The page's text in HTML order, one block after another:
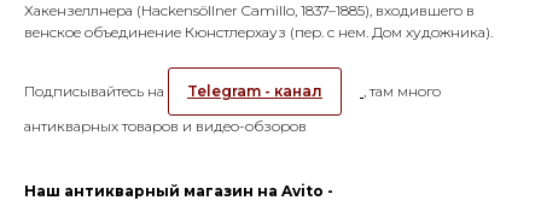
Хакензеллнера (Hackensöllner Camillo, 1837–1885), входившего в
венское объединение Кюнстлерхауз (пер. с нем. Дом художника).
Подписывайтесь на Telegram - канал
, там много
антикварных товаров и видео-обзоров
Наш антикварный магазин на Avito -